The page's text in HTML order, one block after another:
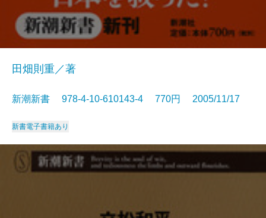
田畑則重／著
新潮新書 978-4-10-610143-4 770円 2005/11/17
新書電子書籍あり